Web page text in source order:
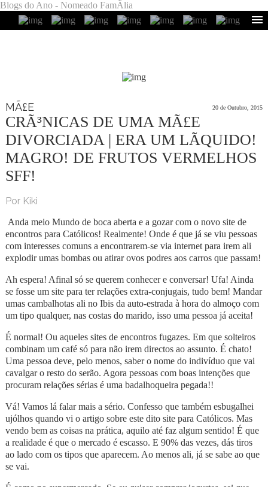
Blogs do Ano - Nomeado FamÃ­lia
MÃ£E 20 de Outubro, 2015
CRÃ³NICAS DE UMA MÃ£E
DIVORCIADA | ERA UM LÃ­QUIDO!
MAGRO! DE FRUTOS VERMELHOS
SFF!
Por Kiki
Anda meio Mundo de boca aberta e a gozar com o novo site de
encontros para Católicos! Realmente! Onde é que já se viu pessoas
com interesses comuns a encontrarem-se via internet para irem ali
explodir umas bombas ou atirar ovos podres aos carros que passam!
Ah espera! Afinal só se querem conhecer e conversar! Ufa! Ainda
se fosse um site para ter relações extra-conjugais, tudo bem! Mandar
umas cambalhotas ali no Ibis da auto-estrada à hora do almoço com
um tipo qualquer, nas costas do marido, isso uma pessoa já aceita!
É normal! Ou aqueles sites de encontros fugazes. Em que solteiros
combinam um café só para não irem directos ao assunto. É chato!
Uma pessoa deve, pelo menos, saber o nome do indivíduo que vai
cavalgar o resto do serão. Agora pessoas com boas intenções que
procuram relações sérias é uma badalhoqueira pegada!!
Vá! Vamos lá falar mais a sério. Confesso que também esbugalhei
ujólhos quando vi o artigo sobre este dito site para Católicos. Mas
vendo bem as coisas na prática, aquilo até faz algum sentido! É que
a realidade é que o mercado é escasso. E 90% das vezes, dás tiros
ao lado com os tipos que aparecem. Ao menos ali, já se sabe ao que
se vai.